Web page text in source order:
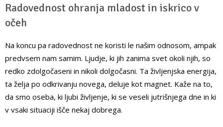
Radovednost ohranja mladost in iskrico v
očeh
Na koncu pa radovednost ne koristi le našim odnosom, ampak
predvsem nam samim. Ljudje, ki jih zanima svet okoli njih, so
redko zdolgočaseni in nikoli dolgočasni. Ta življenjska energija,
ta želja po odkrivanju novega, deluje kot magnet. Kaže na to,
da smo oseba, ki ljubi življenje, ki se veseli jutrišnjega dne in ki
v vsaki situaciji išče nekaj dobrega.